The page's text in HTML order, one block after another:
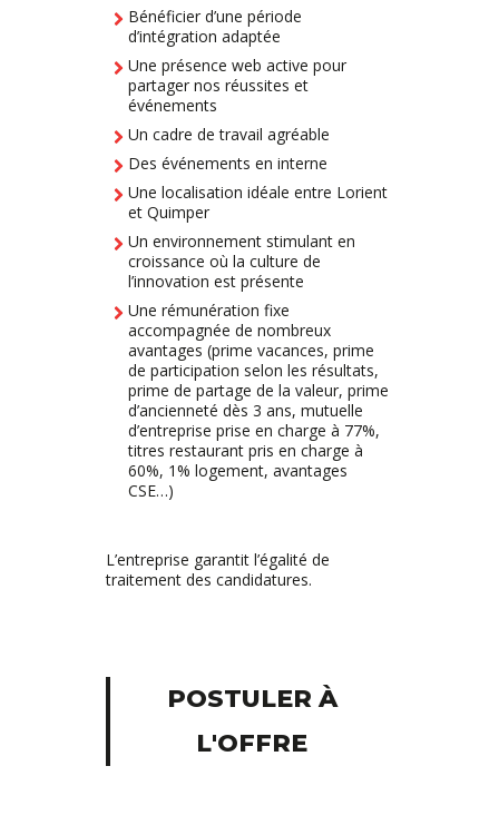
Bénéficier d’une période
d’intégration adaptée
Une présence web active pour
partager nos réussites et
événements
Un cadre de travail agréable
Des événements en interne
Une localisation idéale entre Lorient
et Quimper
Un environnement stimulant en
croissance où la culture de
l’innovation est présente
Une rémunération fixe
accompagnée de nombreux
avantages (prime vacances, prime
de participation selon les résultats,
prime de partage de la valeur, prime
d’ancienneté dès 3 ans, mutuelle
d’entreprise prise en charge à 77%,
titres restaurant pris en charge à
60%, 1% logement, avantages
CSE…)
L’entreprise garantit l’égalité de
traitement des candidatures.
POSTULER À
L'OFFRE